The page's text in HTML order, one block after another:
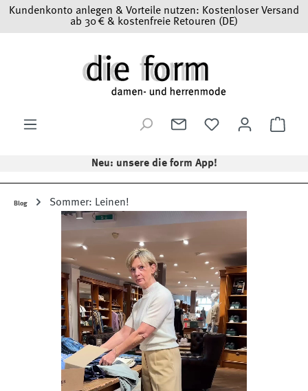
Zum Hauptinhalt springen
Kundenkonto anlegen & Vorteile nutzen: Kostenloser Versand
ab 30 € & kostenfreie Retouren (DE)
Neu: unsere die form App!
Blog Sommer: Leinen!